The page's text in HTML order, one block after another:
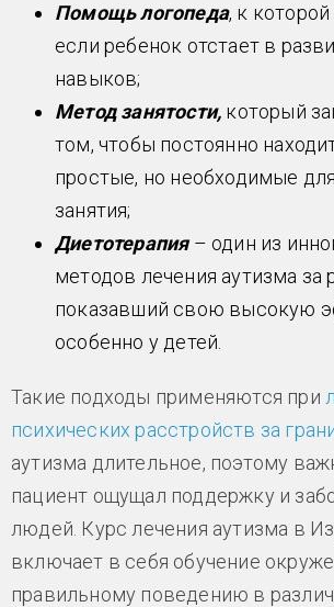
Помощь логопеда, к
если ребенок отстает в
навыков;
Метод занятости, который
том, чтобы постоянно
простые, но необходимые
занятия;
Диетотерапия– один из
методов лечения аутизма за
показавший свою высокую
особенно у детей.
Такие подходы применяются при
психических расстройств за
аутизма длительное, поэтому
пациент ощущал поддержку и
людей. Курс лечения аутизма в
включает в себя обучение
правильному поведению в